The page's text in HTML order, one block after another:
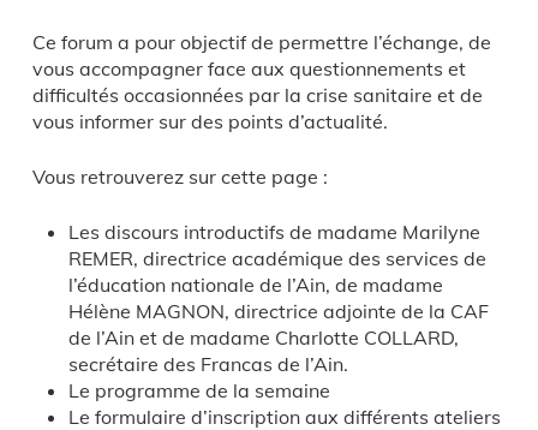
Ce forum a pour objectif de permettre l’échange, de
vous accompagner face aux questionnements et
difficultés occasionnées par la crise sanitaire et de
vous informer sur des points d’actualité.
Vous retrouverez sur cette page :
Les discours introductifs de madame Marilyne
REMER, directrice académique des services de
l’éducation nationale de l’Ain, de madame
Hélène MAGNON, directrice adjointe de la CAF
de l’Ain et de madame Charlotte COLLARD,
secrétaire des Francas de l’Ain.
Le programme de la semaine
Le formulaire d’inscription aux différents ateliers